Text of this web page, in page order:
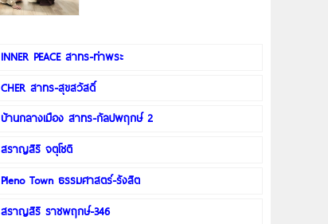
INNER PEACE สาทร-ท่าพระ
CHER สาทร-สุขสวัสดิ์
บ้านกลางเมือง สาทร-กัลปพฤกษ์ 2
สราญสิริ จตุโชติ
Pleno Town ธรรมศาสตร์-รังสิต
สราญสิริ ราชพฤกษ์-346